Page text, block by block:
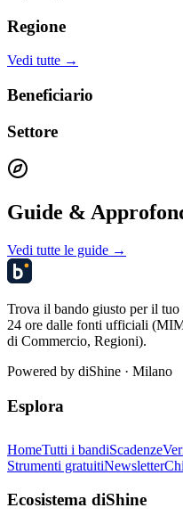
Regione
Vedi tutte →
Beneficiario
Settore
Guide &
Vedi tutte le guide →
Trova il bando giusto per il tuo
24 ore dalle fonti ufficiali
di Commercio, Regioni).
Powered by diShine · Milano
Esplora
HomeTutti i bandiScadenze
Strumenti gratuitiNewsletter
Ecosistema diShine